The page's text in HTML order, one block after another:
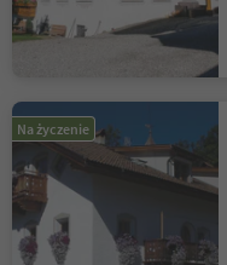
Na życzenie